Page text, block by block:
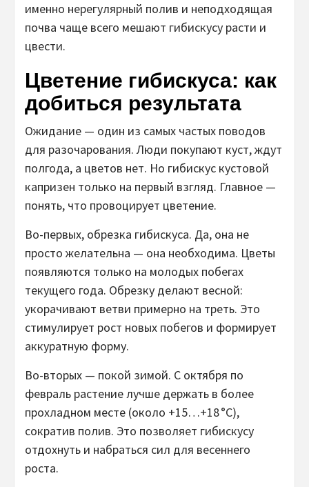
именно нерегулярный полив и неподходящая
почва чаще всего мешают гибискусу расти и
цвести.
Цветение гибискуса: как
добиться результата
Ожидание — один из самых частых поводов
для разочарования. Люди покупают куст, ждут
полгода, а цветов нет. Но гибискус кустовой
капризен только на первый взгляд. Главное —
понять, что провоцирует цветение.
Во-первых, обрезка гибискуса. Да, она не
просто желательна — она необходима. Цветы
появляются только на молодых побегах
текущего года. Обрезку делают весной:
укорачивают ветви примерно на треть. Это
стимулирует рост новых побегов и формирует
аккуратную форму.
Во-вторых — покой зимой. С октября по
февраль растение лучше держать в более
прохладном месте (около +15…+18 °C),
сократив полив. Это позволяет гибискусу
отдохнуть и набраться сил для весеннего
роста.